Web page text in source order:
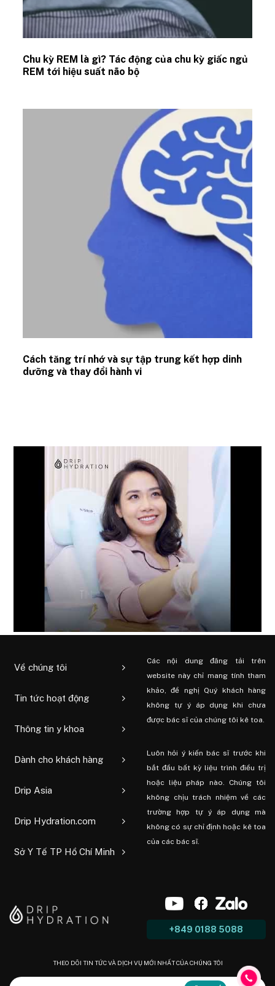
Chu kỳ REM là gì? Tác động của chu kỳ giấc ngủ
REM tới hiệu suất não bộ
Cách tăng trí nhớ và sự tập trung kết hợp dinh
dưỡng và thay đổi hành vi
Về chúng tôi
Tin tức hoạt động
Thông tin y khoa
Dành cho khách hàng
Drip Asia
Drip Hydration.com
Sở Y Tế TP Hồ Chí Minh
Các nội dung đăng tải trên
website này chỉ mang tính tham
khảo, đề nghị Quý khách hàng
không tự ý áp dụng khi chưa
được bác sĩ của chúng tôi kê toa.
Luôn hỏi ý kiến ​​bác sĩ trước khi
bắt đầu bất kỳ liệu trình điều trị
hoặc liệu pháp nào. Chúng tôi
không chịu trách nhiệm về các
trường hợp tự ý áp dụng mà
không có sự chỉ định hoặc kê toa
của các bác sĩ.
+849 0188 5088
THEO DÕI TIN TỨC VÀ DỊCH VỤ MỚI NHẤT CỦA CHÚNG TÔI